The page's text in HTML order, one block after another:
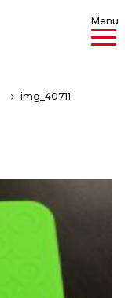
Menu
img_40711